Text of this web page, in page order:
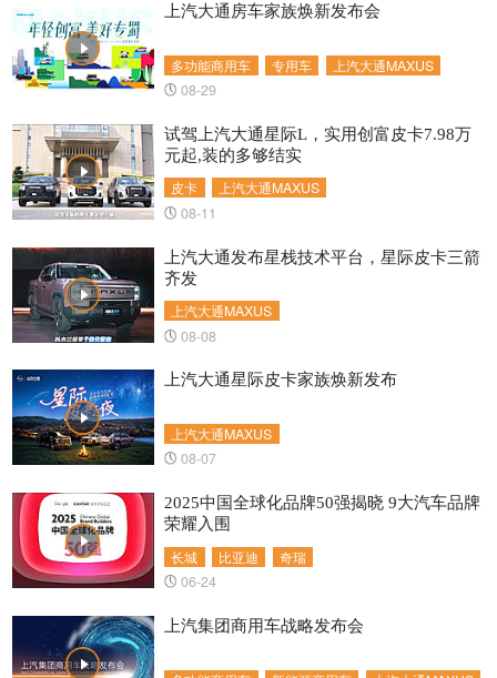
多功能商用车 专用车 上汽大通MAXUS
上汽大通房车家族焕新发布会
08-29
皮卡 上汽大通MAXUS
试驾上汽大通星际L，实用创富皮卡7.98万
元起,装的多够结实
08-11
上汽大通MAXUS
上汽大通发布星栈技术平台，星际皮卡三箭
齐发
08-08
上汽大通MAXUS
上汽大通星际皮卡家族焕新发布
08-07
长城 比亚迪 奇瑞
2025中国全球化品牌50强揭晓 9大汽车品牌
荣耀入围
06-24
上汽集团商用车战略发布会